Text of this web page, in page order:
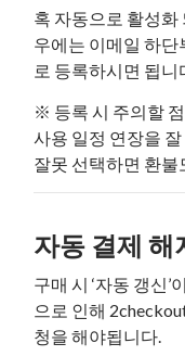
혹 자동으로 활성화
우에는 이메일 하단
로 등록하시면 됩니
※ 등록 시 주의할
사용 일정 연장을
잘못 선택하면 환불
자동 결제 해
구매 시 ‘자동 갱신
으로 인해
청을 해야됩니다.